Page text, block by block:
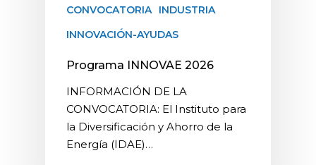
CONVOCATORIA
INDUSTRIA
INNOVACIÓN-AYUDAS
Programa INNOVAE 2026
INFORMACIÓN DE LA
CONVOCATORIA: El Instituto para
la Diversificación y Ahorro de la
Energía (IDAE)…